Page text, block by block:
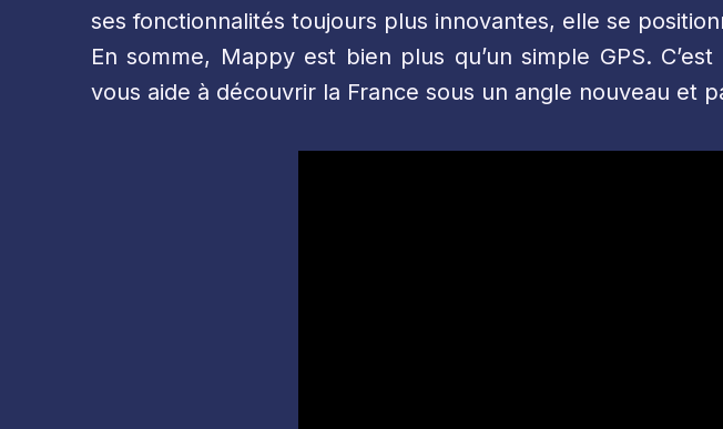
ses fonctionnalités toujours plus innovantes, elle se
En somme, Mappy est bien plus qu’un simple GPS.
vous aide à découvrir la France sous un angle nouveau et